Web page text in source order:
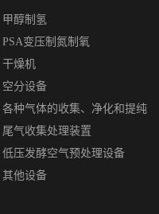
甲醇制氢
PSA变压制氮制氧
干燥机
空分设备
各种气体的收集、净化和提纯
尾气收集处理装置
低压发酵空气预处理设备
其他设备